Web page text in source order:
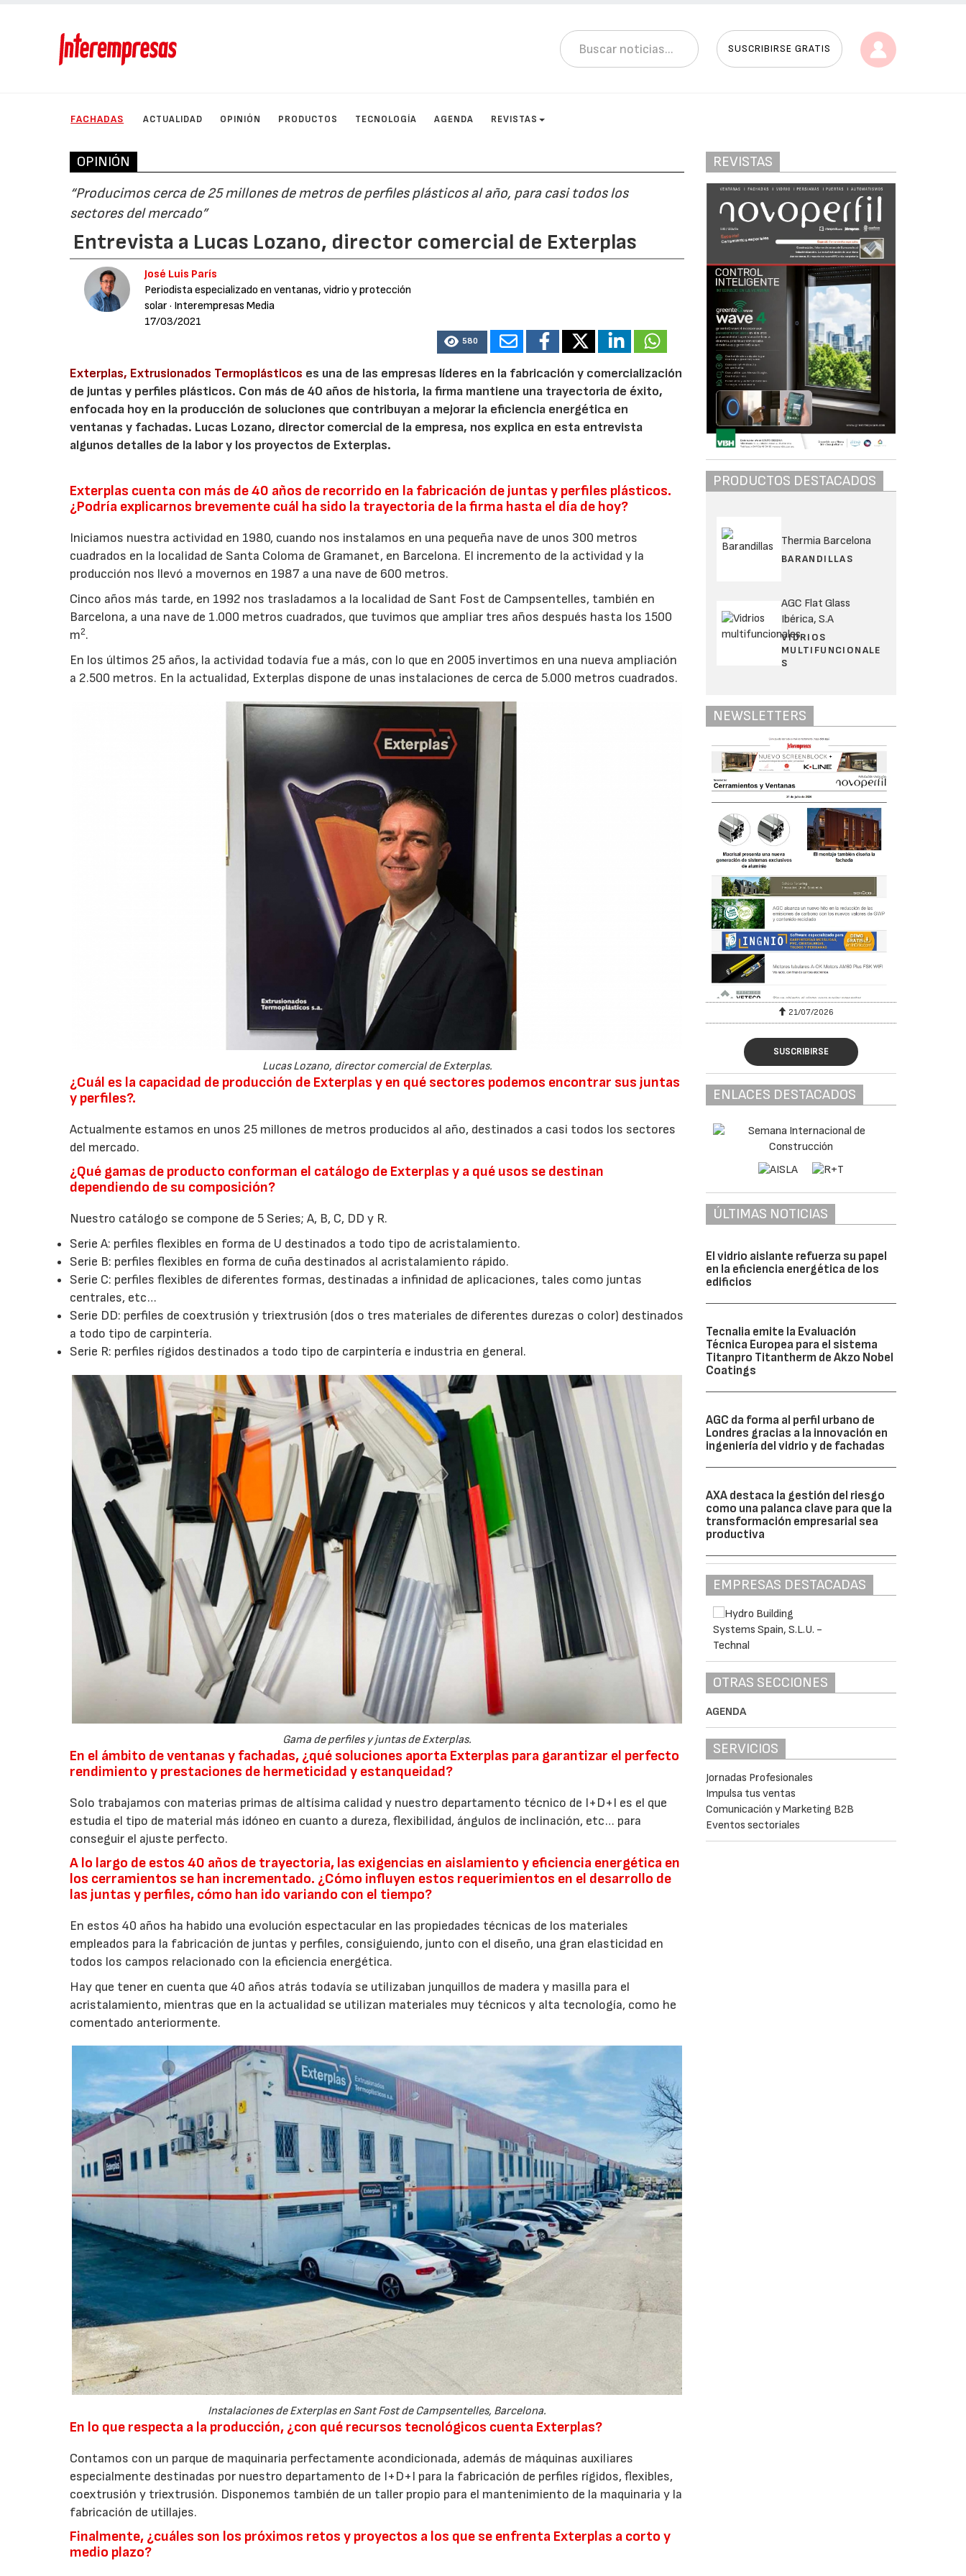
SUSCRIBIRSE GRATIS
FACHADAS ACTUALIDAD OPINIÓN PRODUCTOS TECNOLOGÍA AGENDA REVISTAS
OPINIÓN
“Producimos cerca de 25 millones de metros de perfiles plásticos al año, para casi todos los
sectores del mercado”
Entrevista a Lucas Lozano, director comercial de Exterplas
José Luis París
Periodista especializado en ventanas, vidrio y protección
solar · Interempresas Media
17/03/2021
580
Exterplas, Extrusionados Termoplásticos es una de las empresas líderes en la fabricación y comercialización
de juntas y perfiles plásticos. Con más de 40 años de historia, la firma mantiene una trayectoria de éxito,
enfocada hoy en la producción de soluciones que contribuyan a mejorar la eficiencia energética en
ventanas y fachadas. Lucas Lozano, director comercial de la empresa, nos explica en esta entrevista
algunos detalles de la labor y los proyectos de Exterplas.
Exterplas cuenta con más de 40 años de recorrido en la fabricación de juntas y perfiles plásticos.
¿Podría explicarnos brevemente cuál ha sido la trayectoria de la firma hasta el día de hoy?
Iniciamos nuestra actividad en 1980, cuando nos instalamos en una pequeña nave de unos 300 metros
cuadrados en la localidad de Santa Coloma de Gramanet, en Barcelona. El incremento de la actividad y la
producción nos llevó a movernos en 1987 a una nave de 600 metros.
Cinco años más tarde, en 1992 nos trasladamos a la localidad de Sant Fost de Campsentelles, también en
Barcelona, a una nave de 1.000 metros cuadrados, que tuvimos que ampliar tres años después hasta los 1500
m2.
En los últimos 25 años, la actividad todavía fue a más, con lo que en 2005 invertimos en una nueva ampliación
a 2.500 metros. En la actualidad, Exterplas dispone de unas instalaciones de cerca de 5.000 metros cuadrados.
Lucas Lozano, director comercial de Exterplas.
¿Cuál es la capacidad de producción de Exterplas y en qué sectores podemos encontrar sus juntas
y perfiles?.
Actualmente estamos en unos 25 millones de metros producidos al año, destinados a casi todos los sectores
del mercado.
¿Qué gamas de producto conforman el catálogo de Exterplas y a qué usos se destinan
dependiendo de su composición?
Nuestro catálogo se compone de 5 Series; A, B, C, DD y R.
Serie A: perfiles flexibles en forma de U destinados a todo tipo de acristalamiento.
Serie B: perfiles flexibles en forma de cuña destinados al acristalamiento rápido.
Serie C: perfiles flexibles de diferentes formas, destinadas a infinidad de aplicaciones, tales como juntas
centrales, etc…
Serie DD: perfiles de coextrusión y triextrusión (dos o tres materiales de diferentes durezas o color) destinados
a todo tipo de carpintería.
Serie R: perfiles rígidos destinados a todo tipo de carpintería e industria en general.
Gama de perfiles y juntas de Exterplas.
En el ámbito de ventanas y fachadas, ¿qué soluciones aporta Exterplas para garantizar el perfecto
rendimiento y prestaciones de hermeticidad y estanqueidad?
Solo trabajamos con materias primas de altísima calidad y nuestro departamento técnico de I+D+I es el que
estudia el tipo de material más idóneo en cuanto a dureza, flexibilidad, ángulos de inclinación, etc… para
conseguir el ajuste perfecto.
A lo largo de estos 40 años de trayectoria, las exigencias en aislamiento y eficiencia energética en
los cerramientos se han incrementado. ¿Cómo influyen estos requerimientos en el desarrollo de
las juntas y perfiles, cómo han ido variando con el tiempo?
En estos 40 años ha habido una evolución espectacular en las propiedades técnicas de los materiales
empleados para la fabricación de juntas y perfiles, consiguiendo, junto con el diseño, una gran elasticidad en
todos los campos relacionado con la eficiencia energética.
Hay que tener en cuenta que 40 años atrás todavía se utilizaban junquillos de madera y masilla para el
acristalamiento, mientras que en la actualidad se utilizan materiales muy técnicos y alta tecnología, como he
comentado anteriormente.
Instalaciones de Exterplas en Sant Fost de Campsentelles, Barcelona.
En lo que respecta a la producción, ¿con qué recursos tecnológicos cuenta Exterplas?
Contamos con un parque de maquinaria perfectamente acondicionada, además de máquinas auxiliares
especialmente destinadas por nuestro departamento de I+D+I para la fabricación de perfiles rígidos, flexibles,
coextrusión y triextrusión. Disponemos también de un taller propio para el mantenimiento de la maquinaria y la
fabricación de utillajes.
Finalmente, ¿cuáles son los próximos retos y proyectos a los que se enfrenta Exterplas a corto y
medio plazo?
REVISTAS
PRODUCTOS DESTACADOS
Thermia Barcelona
BARANDILLAS
AGC Flat Glass
Ibérica, S.A
VIDRIOS
MULTIFUNCIONALE
S
NEWSLETTERS
21/07/2026 21/07/2026
SUSCRIBIRSE
ENLACES DESTACADOS
ÚLTIMAS NOTICIAS
El vidrio aislante refuerza su papel
en la eficiencia energética de los
edificios
Tecnalia emite la Evaluación
Técnica Europea para el sistema
Titanpro Titantherm de Akzo Nobel
Coatings
AGC da forma al perfil urbano de
Londres gracias a la innovación en
ingeniería del vidrio y de fachadas
AXA destaca la gestión del riesgo
como una palanca clave para que la
transformación empresarial sea
productiva
EMPRESAS DESTACADAS
OTRAS SECCIONES
AGENDA
SERVICIOS
Jornadas Profesionales
Impulsa tus ventas
Comunicación y Marketing B2B
Eventos sectoriales